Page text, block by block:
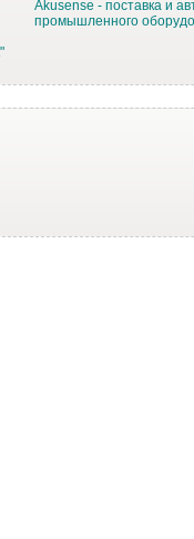
Akusense - поставка и
промышленного